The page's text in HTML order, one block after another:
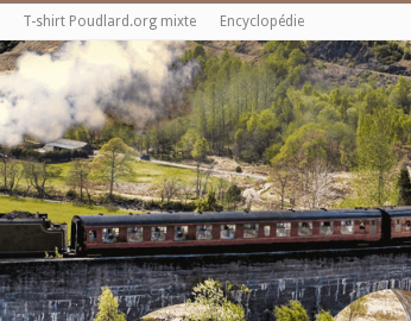
T-shirt Poudlard.org mixte Encyclopédie